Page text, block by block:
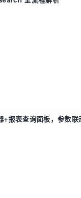
报表查询面板，参数联